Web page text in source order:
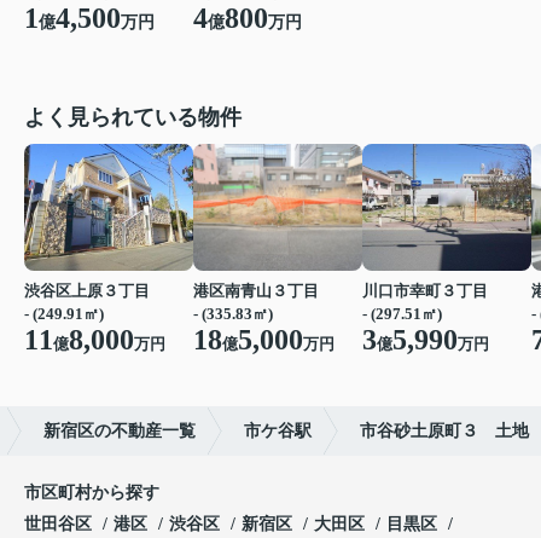
1億4,500万円 4億800万円
よく見られている物件
渋谷区上原３丁目
- (249.91㎡)
11億8,000万円
港区南青山３丁目
- (335.83㎡)
18億5,000万円
川口市幸町３丁目
- (297.51㎡)
3億5,990万円
-
新宿区の不動産一覧 市ケ谷駅 市谷砂土原町３ 土地
市区町村から探す
世田谷区
港区 渋谷区 新宿区 大田区
目黒区